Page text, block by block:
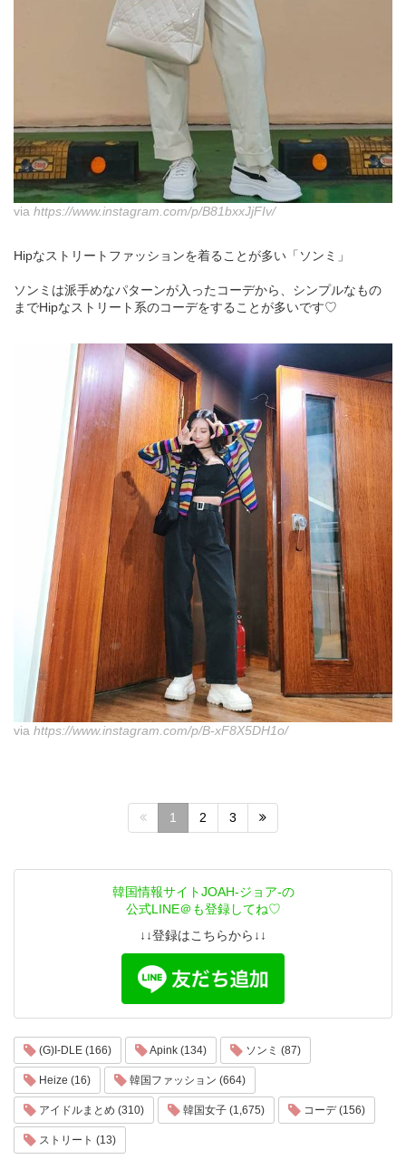
via https://www.instagram.com/p/B81bxxJjFIv/
Hipなストリートファッションを着ることが多い「ソンミ」
ソンミは派手めなパターンが入ったコーデから、シンプルなもの
までHipなストリート系のコーデをすることが多いです♡
via https://www.instagram.com/p/B-xF8X5DH1o/
1 2 3
韓国情報サイトJOAH-ジョア-の
公式LINE＠も登録してね♡
↓↓登録はこちらから↓↓
(G)I-DLE (166) Apink (134) ソンミ (87)
Heize (16) 韓国ファッション (664)
アイドルまとめ (310) 韓国女子 (1,675) コーデ (156)
ストリート (13)